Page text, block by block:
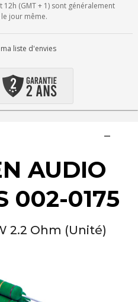
(GMT + 1) sont généralement
jour même.
liste d'envies
AUDIO
002-0175
2.2 Ohm (Unité)